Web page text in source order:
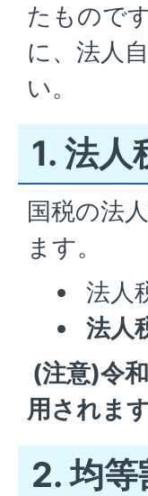
たもので
に、法人
い。
1. 法人
国税の法
ます。
法人
法人
(注意)令
用されます
2. 均等